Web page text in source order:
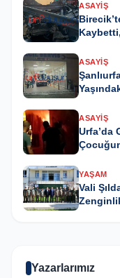
ASAYIŞ
ASAYIŞ
ASAYIŞ
Urfa’da
YAŞAM
Vali
Yazarlarımız